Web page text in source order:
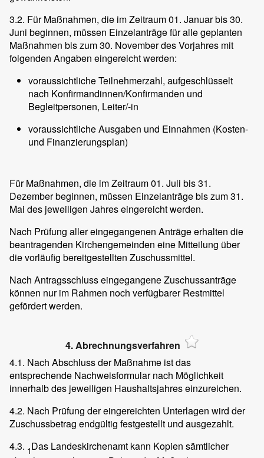
3.2. Für Maßnahmen, die im Zeitraum 01. Januar bis 30.
Juni beginnen, müssen Einzelanträge für alle geplanten
Maßnahmen bis zum 30. November des Vorjahres mit
folgenden Angaben eingereicht werden:
voraussichtliche Teilnehmerzahl, aufgeschlüsselt
nach Konfirmandinnen/Konfirmanden und
Begleitpersonen, Leiter/-in
voraussichtliche Ausgaben und Einnahmen (Kosten-
und Finanzierungsplan)
Für Maßnahmen, die im Zeitraum 01. Juli bis 31.
Dezember beginnen, müssen Einzelanträge bis zum 31.
Mai des jeweiligen Jahres eingereicht werden.
Nach Prüfung aller eingegangenen Anträge erhalten die
beantragenden Kirchengemeinden eine Mitteilung über
die vorläufig bereitgestellten Zuschussmittel.
Nach Antragsschluss eingegangene Zuschussanträge
können nur im Rahmen noch verfügbarer Restmittel
gefördert werden.
4. Abrechnungsverfahren
4.1. Nach Abschluss der Maßnahme ist das
entsprechende Nachweisformular nach Möglichkeit
innerhalb des jeweiligen Haushaltsjahres einzureichen.
4.2. Nach Prüfung der eingereichten Unterlagen wird der
Zuschussbetrag endgültig festgestellt und ausgezahlt.
4.3. 1Das Landeskirchenamt kann Kopien sämtlicher